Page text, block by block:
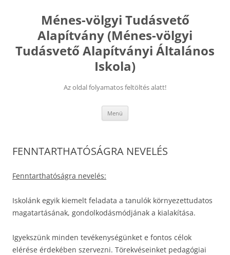
tartalombaMénes-völgyi Tudásvető
Alapítvány (Ménes-völgyi
Tudásvető Alapítványi Általános
Iskola)
Az oldal folyamatos feltöltés alatt!
Menü
FENNTARTHATÓSÁGRA NEVELÉS
Fenntarthatóságra nevelés:
Iskolánk egyik kiemelt feladata a tanulók környezettudatos
magatartásának, gondolkodásmódjának a kialakítása.
Igyekszünk minden tevékenységünket e fontos célok
elérése érdekében szervezni. Törekvéseinket pedagógiai